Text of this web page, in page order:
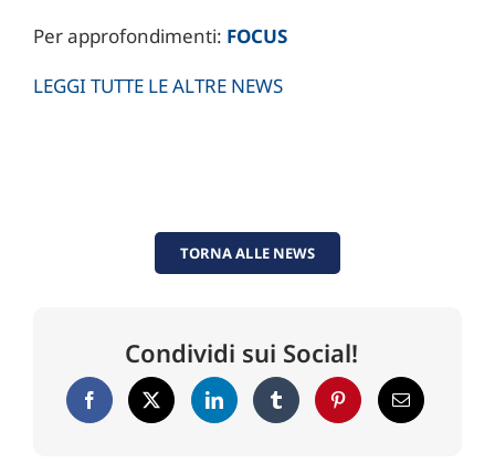
Per approfondimenti: FOCUS
LEGGI TUTTE LE ALTRE NEWS
TORNA ALLE NEWS
Condividi sui Social!